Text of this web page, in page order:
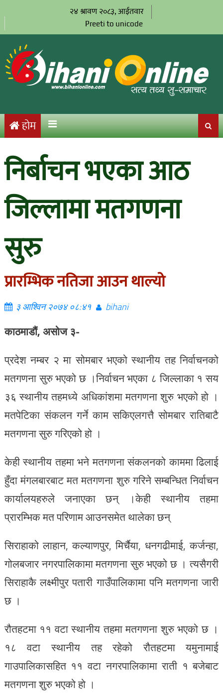
२४ श्रावण २०८३, आईतवार
Preeti to unicode
होम
निर्बाचन भएका आठ
जिल्लामा मतगणना
सुरु
प्रारम्भिक नतिजा आउन थाल्यो
३ आश्विन २०७४ ०८:४१ bihani
काठमाडौं, असोज ३-
प्रदेश नम्बर २ मा सोमबार भएको स्थानीय तह निर्वाचनको
मतगणना सुरु भएको छ ।निर्वाचन भएका ८ जिल्लाका १ सय
३६ स्थानीय तहमध्ये अधिकांशमा मतगणना शुरु भएको हो ।
मतपेटिका संकलन गर्ने काम सकिएलगत्तै सोमबार रातिबाटै
मतगणना सुरु गरिएको हो ।
केही स्थानीय तहमा भने मतगणना संकलनको काममा ढिलाई
हुँदा मंगलबारबाट मत मतगणना शुरु गरिने सम्बन्धित निर्वाचन
कार्यालयहरुले जनाएका छन् ।केही स्थानीय तहमा
प्रारम्भिक मत परिणाम आउनसमेत थालेका छन्
सिराहाको लाहान, कल्याणपुर, मिर्चैया, धनगढीमाई, कर्जन्हा,
गोलबजार नगरपालिकामा मतगणना सुरु भएको छ । त्यसैगरी
सिराहाकै लक्ष्मीपुर पतारी गाउँपालिकामा पनि मतगणना जारी
छ ।
रौतहटमा ११ वटा स्थानीय तहमा मतगणना शुरु भएको छ ।
१८ वटा स्थानीय तह रहेको रौतहटमा यमुनामाई
गाउपालिकासहित ११ वटा नगरपालिकामा राती १ बजेबाट
मतगणना शुरु भएको हो ।